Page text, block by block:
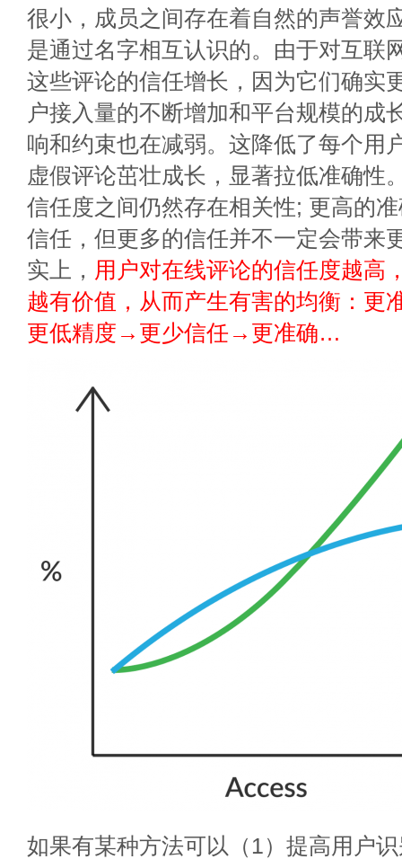
很小，成员之间存在着自然的声誉效
是通过名字相互认识的。由于对互联
这些评论的信任增长，因为它们确实
户接入量的不断增加和平台规模的成
响和约束也在减弱。这降低了每个用
虚假评论茁壮成长，显著拉低准确性
信任度之间仍然存在相关性; 更高的
信任，但更多的信任并不一定会带来
实上， 用户对在线评论的信任度越高
越有价值，从而产生有害的均衡：
更低精度→更少信任→更准确…
如果有某种方法可以（1）提高用户